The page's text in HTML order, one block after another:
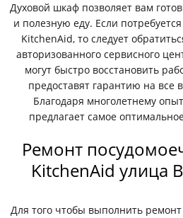
Духовой шкаф позволяет вам
и полезную еду. Если
KitchenAid, то следует
авторизованного сервисного
могут быстро восстановить
предоставят гарантию на
Благодаря многолетнему
предлагает самое
Ремонт
KitchenAid улица
Для того чтобы выполнить